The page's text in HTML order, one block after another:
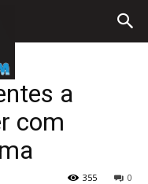
a
com
0
355